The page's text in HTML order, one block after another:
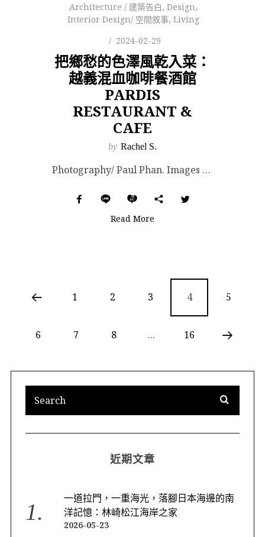
Architecture / 建築告白, Design,
Interior Design/ 空間敘事, Living
2024-02-29
把鄉愁的色澤風乾入菜：
越義混血咖啡餐酒館
PARDIS
RESTAURANT &
CAFE
by Rachel S.
Photography/ Paul Phan. Images Courtesy of Country...
Read More
1 2 3 4 5
6 7 8 ... 16
近期文章
一道拉門，一重海光，落腳日本海邊的南
洋記憶：林崎松江海岸之家
2026-05-23